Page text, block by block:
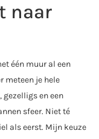
naar
één muur al een
meteen je hele
en een
sfeer. Niet té
als eerst. Mijn keuze